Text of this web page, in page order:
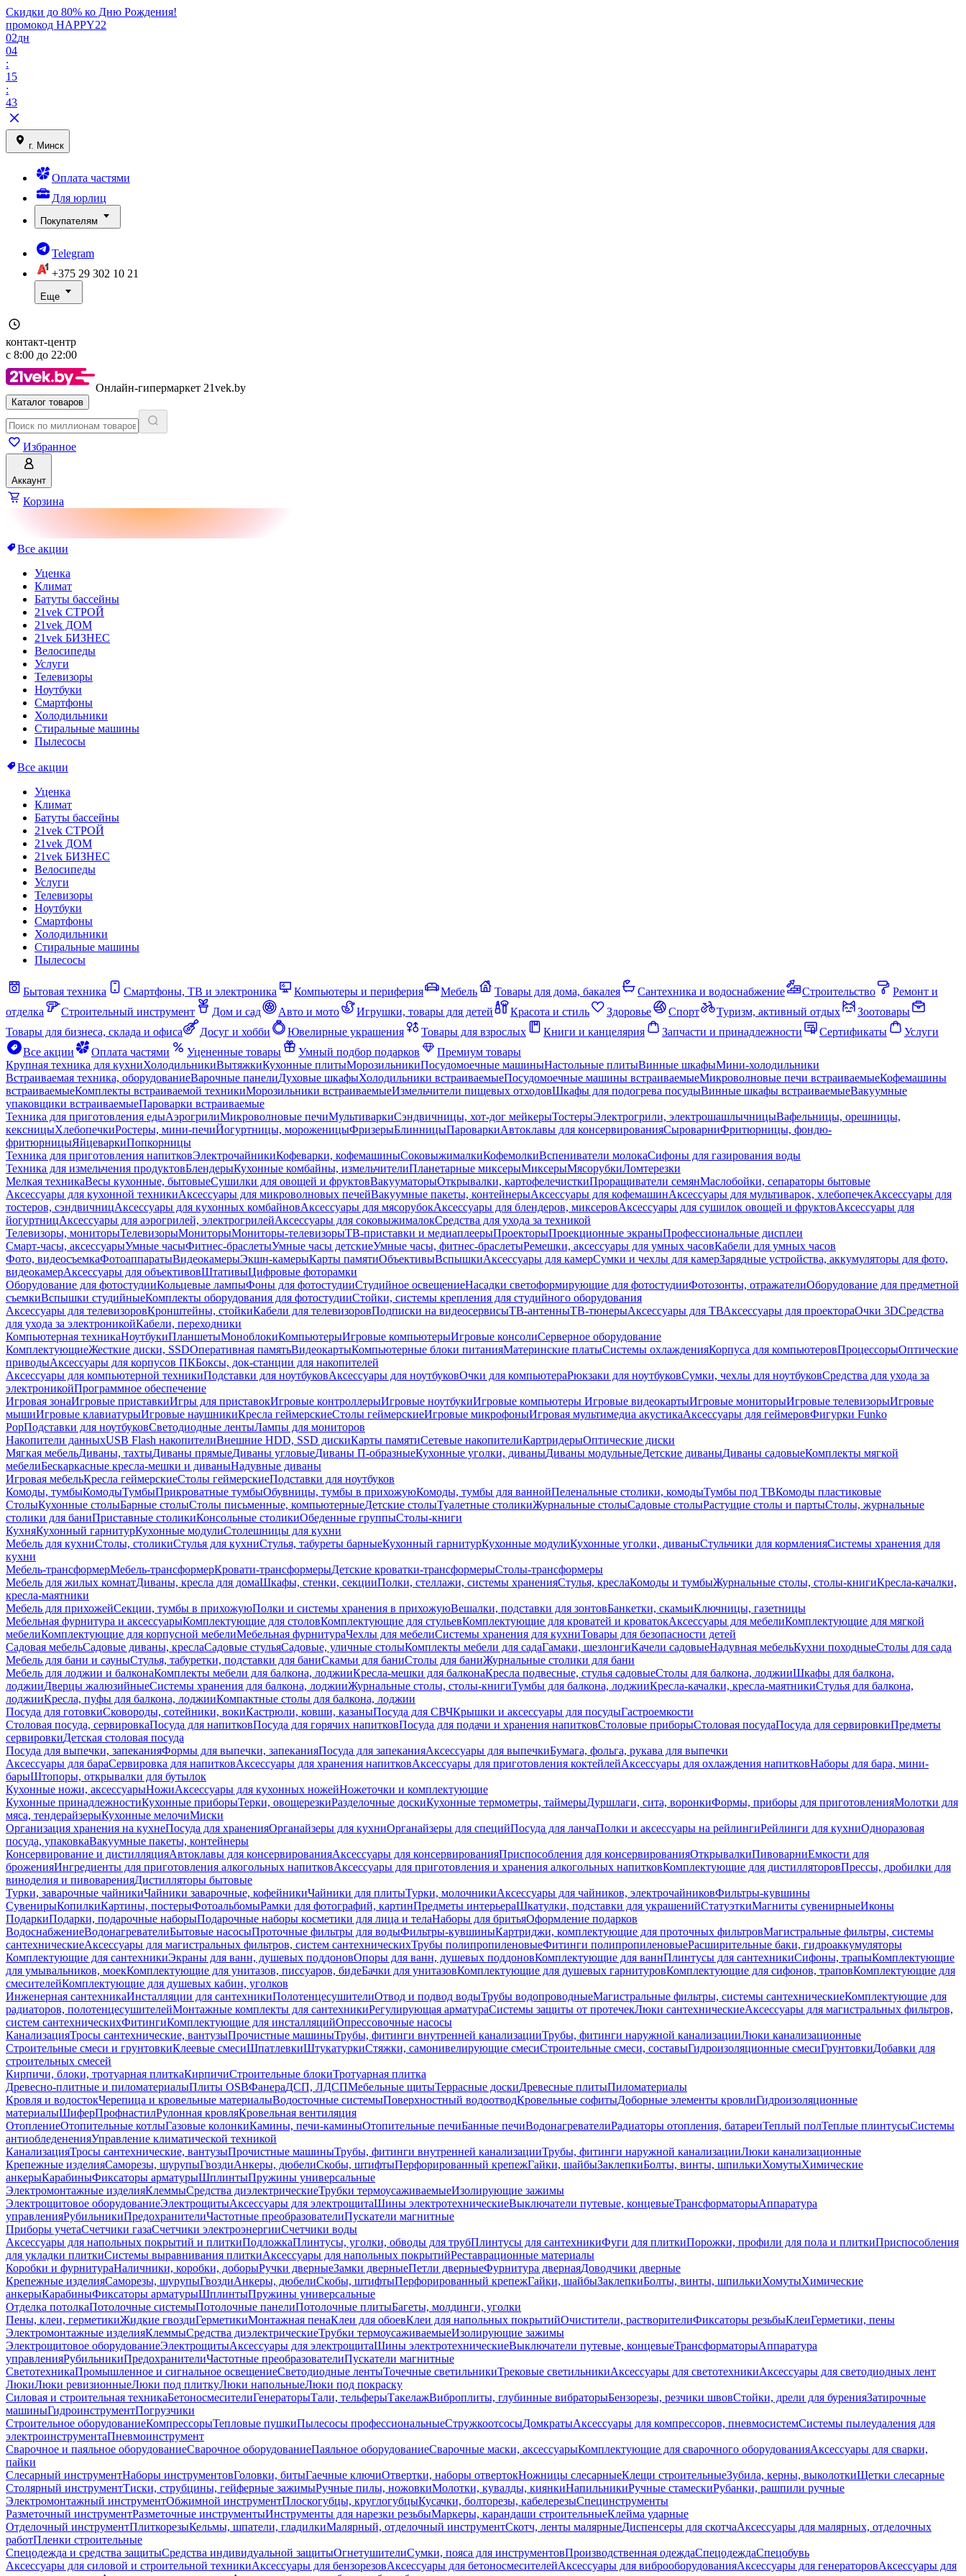
Скидки до 80% ко Дню Рождения!
промокод HAPPY22
02дн
04
:
15
:
43
г. Минск
Оплата частями
Для юрлиц
Покупателям
Telegram
+375 29 302 10 21
Еще
контакт-центр
с 8:00 до 22:00
Онлайн-гипермаркет 21vek.by
Каталог товаров
Избранное
Аккаунт
Корзина
Все акции
Уценка
Климат
Батуты бассейны
21vek СТРОЙ
21vek ДОМ
21vek БИЗНЕС
Велосипеды
Услуги
Телевизоры
Ноутбуки
Смартфоны
Холодильники
Стиральные машины
Пылесосы
Все акции
Уценка
Климат
Батуты бассейны
21vek СТРОЙ
21vek ДОМ
21vek БИЗНЕС
Велосипеды
Услуги
Телевизоры
Ноутбуки
Смартфоны
Холодильники
Стиральные машины
Пылесосы
Бытовая техника Смартфоны, ТВ и электроника Компьютеры и периферия Мебель Товары для дома, бакалея Сантехника и водоснабжение Строительство
Ремонт и
отделка
Строительный инструмент Дом и сад Авто и мото Игрушки, товары для детей Красота и стиль Здоровье Спорт Туризм, активный отдых
Зоотовары
Товары для бизнеса, склада и офиса
Досуг и хобби Ювелирные украшения Товары для взрослых Книги и канцелярия Запчасти и принадлежности Сертификаты
Услуги
Все акции
Оплата частями Уцененные товары Умный подбор подарков
Премиум товары
Крупная техника для кухниХолодильникиВытяжкиКухонные плитыМорозильникиПосудомоечные машиныНастольные плитыВинные шкафыМини-холодильники
Встраиваемая техника, оборудованиеВарочные панелиДуховые шкафыХолодильники встраиваемыеПосудомоечные машины встраиваемыеМикроволновые печи встраиваемыеКофемашины
встраиваемыеКомплекты встраиваемой техникиМорозильники встраиваемыеИзмельчители пищевых отходовШкафы для подогрева посудыВинные шкафы встраиваемыеВакуумные
упаковщики встраиваемыеПароварки встраиваемые
Техника для приготовления едыАэрогрилиМикроволновые печиМультиваркиСэндвичницы, хот-дог мейкерыТостерыЭлектрогрили, электрошашлычницыВафельницы, орешницы,
кексницыХлебопечкиРостеры, мини-печиЙогуртницы, мороженицыФризерыБлинницыПароваркиАвтоклавы для консервированияСыроварниФритюрницы, фондю-
фритюрницыЯйцеваркиПопкорницы
Техника для приготовления напитковЭлектрочайникиКофеварки, кофемашиныСоковыжималкиКофемолкиВспениватели молокаСифоны для газирования воды
Техника для измельчения продуктовБлендерыКухонные комбайны, измельчителиПланетарные миксерыМиксерыМясорубкиЛомтерезки
Мелкая техникаВесы кухонные, бытовыеСушилки для овощей и фруктовВакууматорыОткрывалки, картофелечисткиПроращиватели семянМаслобойки, сепараторы бытовые
Аксессуары для кухонной техникиАксессуары для микроволновых печейВакуумные пакеты, контейнерыАксессуары для кофемашинАксессуары для мультиварок, хлебопечекАксессуары для
тостеров, сэндвичницАксессуары для кухонных комбайновАксессуары для мясорубокАксессуары для блендеров, миксеровАксессуары для сушилок овощей и фруктовАксессуары для
йогуртницАксессуары для аэрогрилей, электрогрилейАксессуары для соковыжималокСредства для ухода за техникой
Телевизоры, мониторыТелевизорыМониторыМониторы-телевизорыТВ-приставки и медиаплеерыПроекторыПроекционные экраныПрофессиональные дисплеи
Смарт-часы, аксессуарыУмные часыФитнес-браслетыУмные часы детскиеУмные часы, фитнес-браслетыРемешки, аксессуары для умных часовКабели для умных часов
Фото, видеосъемкаФотоаппаратыВидеокамерыЭкшн-камерыКарты памятиОбъективыВспышкиАксессуары для камерСумки и чехлы для камерЗарядные устройства, аккумуляторы для фото,
видеокамерАксессуары для объективовШтативыЦифровые фоторамки
Оборудование для фотостудииКольцевые лампыФоны для фотостудииСтудийное освещениеНасадки светоформирующие для фотостудииФотозонты, отражателиОборудование для предметной
съемкиВспышки студийныеКомплекты оборудования для фотостудииСтойки, системы крепления для студийного оборудования
Аксессуары для телевизоровКронштейны, стойкиКабели для телевизоровПодписки на видеосервисыТВ-антенныТВ-тюнерыАксессуары для ТВАксессуары для проектораОчки 3DСредства
для ухода за электроникойКабели, переходники
Компьютерная техникаНоутбукиПланшетыМоноблокиКомпьютерыИгровые компьютерыИгровые консолиСерверное оборудование
КомплектующиеЖесткие диски, SSDОперативная памятьВидеокартыКомпьютерные блоки питанияМатеринские платыСистемы охлажденияКорпуса для компьютеровПроцессорыОптические
приводыАксессуары для корпусов ПКБоксы, док-станции для накопителей
Аксессуары для компьютерной техникиПодставки для ноутбуковАксессуары для ноутбуковОчки для компьютераРюкзаки для ноутбуковСумки, чехлы для ноутбуковСредства для ухода за
электроникойПрограммное обеспечение
Игровая зонаИгровые приставкиИгры для приставокИгровые контроллерыИгровые ноутбукиИгровые компьютеры Игровые видеокартыИгровые мониторыИгровые телевизорыИгровые
мышиИгровые клавиатурыИгровые наушникиКресла геймерскиеСтолы геймерскиеИгровые микрофоныИгровая мультимедиа акустикаАксессуары для геймеровФигурки Funko
PopПодставки для ноутбуковСветодиодные лентыЛампы для мониторов
Накопители данныхUSB Flash накопителиВнешние HDD, SSD дискиКарты памятиСетевые накопителиКартридерыОптические диски
Мягкая мебельДиваны, тахтыДиваны прямыеДиваны угловыеДиваны П-образныеКухонные уголки, диваныДиваны модульныеДетские диваныДиваны садовыеКомплекты мягкой
мебелиБескаркасные кресла-мешки и диваныНадувные диваны
Игровая мебельКресла геймерскиеСтолы геймерскиеПодставки для ноутбуков
Комоды, тумбыКомодыТумбыПрикроватные тумбыОбувницы, тумбы в прихожуюКомоды, тумбы для ваннойПеленальные столики, комодыТумбы под ТВКомоды пластиковые
СтолыКухонные столыБарные столыСтолы письменные, компьютерныеДетские столыТуалетные столикиЖурнальные столыСадовые столыРастущие столы и партыСтолы, журнальные
столики для баниПриставные столикиКонсольные столикиОбеденные группыСтолы-книги
КухняКухонный гарнитурКухонные модулиСтолешницы для кухни
Мебель для кухниСтолы, столикиСтулья для кухниСтулья, табуреты барныеКухонный гарнитурКухонные модулиКухонные уголки, диваныСтульчики для кормленияСистемы хранения для
кухни
Мебель-трансформерМебель-трансформерКровати-трансформерыДетские кроватки-трансформерыСтолы-трансформеры
Мебель для жилых комнатДиваны, кресла для домаШкафы, стенки, секцииПолки, стеллажи, системы храненияСтулья, креслаКомоды и тумбыЖурнальные столы, столы-книгиКресла-качалки,
кресла-маятники
Мебель для прихожейСекции, тумбы в прихожуюПолки и системы хранения в прихожуюВешалки, подставки для зонтовБанкетки, скамьиКлючницы, газетницы
Мебельная фурнитура и аксессуарыКомплектующие для столовКомплектующие для стульевКомплектующие для кроватей и кроватокАксессуары для мебелиКомплектующие для мягкой
мебелиКомплектующие для корпусной мебелиМебельная фурнитураЧехлы для мебелиСистемы хранения для кухниТовары для безопасности детей
Садовая мебельСадовые диваны, креслаСадовые стульяСадовые, уличные столыКомплекты мебели для садаГамаки, шезлонгиКачели садовыеНадувная мебельКухни походныеСтолы для сада
Мебель для бани и сауныСтулья, табуретки, подставки для баниСкамьи для баниСтолы для баниЖурнальные столики для бани
Мебель для лоджии и балконаКомплекты мебели для балкона, лоджииКресла-мешки для балконаКресла подвесные, стулья садовыеСтолы для балкона, лоджииШкафы для балкона,
лоджииДверцы жалюзийныеСистемы хранения для балкона, лоджииЖурнальные столы, столы-книгиТумбы для балкона, лоджииКресла-качалки, кресла-маятникиСтулья для балкона,
лоджииКресла, пуфы для балкона, лоджииКомпактные столы для балкона, лоджии
Посуда для готовкиСковороды, сотейники, вокиКастрюли, ковши, казаныПосуда для СВЧКрышки и аксессуары для посудыГастроемкости
Столовая посуда, сервировкаПосуда для напитковПосуда для горячих напитковПосуда для подачи и хранения напитковСтоловые приборыСтоловая посудаПосуда для сервировкиПредметы
сервировкиДетская столовая посуда
Посуда для выпечки, запеканияФормы для выпечки, запеканияПосуда для запеканияАксессуары для выпечкиБумага, фольга, рукава для выпечки
Аксессуары для бараСервировка для напитковАксессуары для хранения напитковАксессуары для приготовления коктейлейАксессуары для охлаждения напитковНаборы для бара, мини-
барыШтопоры, открывалки для бутылок
Кухонные ножи, аксессуарыНожиАксессуары для кухонных ножейНожеточки и комплектующие
Кухонные принадлежностиКухонные приборыТерки, овощерезкиРазделочные доскиКухонные термометры, таймерыДуршлаги, сита, воронкиФормы, приборы для приготовленияМолотки для
мяса, тендерайзерыКухонные мелочиМиски
Организация хранения на кухнеПосуда для храненияОрганайзеры для кухниОрганайзеры для специйПосуда для ланчаПолки и аксессуары на рейлингиРейлинги для кухниОдноразовая
посуда, упаковкаВакуумные пакеты, контейнеры
Консервирование и дистилляцияАвтоклавы для консервированияАксессуары для консервированияПриспособления для консервированияОткрывалкиПивоварниЕмкости для
броженияИнгредиенты для приготовления алкогольных напитковАксессуары для приготовления и хранения алкогольных напитковКомплектующие для дистилляторовПрессы, дробилки для
виноделия и пивоваренияДистилляторы бытовые
Турки, заварочные чайникиЧайники заварочные, кофейникиЧайники для плитыТурки, молочникиАксессуары для чайников, электрочайниковФильтры-кувшины
СувенирыКопилкиКартины, постерыФотоальбомыРамки для фотографий, картинПредметы интерьераШкатулки, подставки для украшенийСтатуэткиМагниты сувенирныеИконы
ПодаркиПодарки, подарочные наборыПодарочные наборы косметики для лица и телаНаборы для бритьяОформление подарков
ВодоснабжениеВодонагревателиБытовые насосыПроточные фильтры для водыФильтры-кувшиныКартриджи, комплектующие для проточных фильтровМагистральные фильтры, системы
сантехническиеАксессуары для магистральных фильтров, систем сантехническихТрубы полипропиленовыеФитинги полипропиленовыеРасширительные баки, гидроаккумуляторы
Комплектующие для сантехникиЭкраны для ванн, душевых поддоновОпоры для ванн, душевых поддоновКомплектующие для ваннПлинтусы для сантехникиСифоны, трапыКомплектующие
для умывальников, моекКомплектующие для унитазов, писсуаров, бидеБачки для унитазовКомплектующие для душевых гарнитуровКомплектующие для сифонов, траповКомплектующие для
смесителейКомплектующие для душевых кабин, уголков
Инженерная сантехникаИнсталляции для сантехникиПолотенцесушителиОтвод и подвод водыТрубы водопроводныеМагистральные фильтры, системы сантехническиеКомплектующие для
радиаторов, полотенцесушителейМонтажные комплекты для сантехникиРегулирующая арматураСистемы защиты от протечекЛюки сантехническиеАксессуары для магистральных фильтров,
систем сантехническихФитингиКомплектующие для инсталляцийОпрессовочные насосы
КанализацияТросы сантехнические, вантузыПрочистные машиныТрубы, фитинги внутренней канализацииТрубы, фитинги наружной канализацииЛюки канализационные
Строительные смеси и грунтовкиКлеевые смесиШпатлевкиШтукатуркиСтяжки, самонивелирующие смесиСтроительные смеси, составыГидроизоляционные смесиГрунтовкиДобавки для
строительных смесей
Кирпичи, блоки, тротуарная плиткаКирпичиСтроительные блокиТротуарная плитка
Древесно-плитные и пиломатериалыПлиты OSBФанераДСП, ЛДСПМебельные щитыТеррасные доскиДревесные плитыПиломатериалы
Кровля и водостокЧерепица и кровельные материалыВодосточные системыПоверхностный водоотводКровельные софитыДоборные элементы кровлиГидроизоляционные
материалыШиферПрофнастилРулонная кровляКровельная вентиляция
ОтоплениеОтопительные котлыГазовые колонкиКамины, печи-каминыОтопительные печиБанные печиВодонагревателиРадиаторы отопления, батареиТеплый полТеплые плинтусыСистемы
антиобледененияУправление климатической техникой
КанализацияТросы сантехнические, вантузыПрочистные машиныТрубы, фитинги внутренней канализацииТрубы, фитинги наружной канализацииЛюки канализационные
Крепежные изделияСаморезы, шурупыГвоздиАнкеры, дюбелиСкобы, штифтыПерфорированный крепежГайки, шайбыЗаклепкиБолты, винты, шпилькиХомутыХимические
анкерыКарабиныФиксаторы арматурыШплинтыПружины универсальные
Электромонтажные изделияКлеммыСредства диэлектрическиеТрубки термоусаживаемыеИзолирующие зажимы
Электрощитовое оборудованиеЭлектрощитыАксессуары для электрощитаШины электротехническиеВыключатели путевые, концевыеТрансформаторыАппаратура
управленияРубильникиПредохранителиЧастотные преобразователиПускатели магнитные
Приборы учетаСчетчики газаСчетчики электроэнергииСчетчики воды
Аксессуары для напольных покрытий и плиткиПодложкаПлинтусы, уголки, обводы для трубПлинтусы для сантехникиФуги для плиткиПорожки, профили для пола и плиткиПриспособления
для укладки плиткиСистемы выравнивания плиткиАксессуары для напольных покрытийРеставрационные материалы
Коробки и фурнитураНаличники, коробки, доборыРучки дверныеЗамки дверныеПетли дверныеФурнитура двернаяДоводчики дверные
Крепежные изделияСаморезы, шурупыГвоздиАнкеры, дюбелиСкобы, штифтыПерфорированный крепежГайки, шайбыЗаклепкиБолты, винты, шпилькиХомутыХимические
анкерыКарабиныФиксаторы арматурыШплинтыПружины универсальные
Отделка потолкаПотолочные системыПотолочные панелиПотолочные плитыБагеты, молдинги, уголки
Пены, клеи, герметикиЖидкие гвоздиГерметикиМонтажная пенаКлеи для обоевКлеи для напольных покрытийОчистители, растворителиФиксаторы резьбыКлеиГерметики, пены
Электромонтажные изделияКлеммыСредства диэлектрическиеТрубки термоусаживаемыеИзолирующие зажимы
Электрощитовое оборудованиеЭлектрощитыАксессуары для электрощитаШины электротехническиеВыключатели путевые, концевыеТрансформаторыАппаратура
управленияРубильникиПредохранителиЧастотные преобразователиПускатели магнитные
СветотехникаПромышленное и сигнальное освещениеСветодиодные лентыТочечные светильникиТрековые светильникиАксессуары для светотехникиАксессуары для светодиодных лент
ЛюкиЛюки ревизионныеЛюки под плиткуЛюки напольныеЛюки под покраску
Силовая и строительная техникаБетоносмесителиГенераторыТали, тельферыТакелажВиброплиты, глубинные вибраторыБензорезы, резчики швовСтойки, дрели для буренияЗатирочные
машиныГидроинструментПогрузчики
Строительное оборудованиеКомпрессорыТепловые пушкиПылесосы профессиональныеСтружкоотсосыДомкратыАксессуары для компрессоров, пневмосистемСистемы пылеудаления для
электроинструментаПневмоинструмент
Сварочное и паяльное оборудованиеСварочное оборудованиеПаяльное оборудованиеСварочные маски, аксессуарыКомплектующие для сварочного оборудованияАксессуары для сварки,
пайки
Слесарный инструментНаборы инструментовГоловки, битыГаечные ключиОтвертки, наборы отвертокНожницы слесарныеКлещи строительныеЗубила, керны, выколоткиЩетки слесарные
Столярный инструментТиски, струбцины, гейферные зажимыРучные пилы, ножовкиМолотки, кувалды, киянкиНапильникиРучные стамескиРубанки, рашпили ручные
Электромонтажный инструментОбжимной инструментПлоскогубцы, круглогубцыКусачки, болторезы, кабелерезыСпецинструменты
Разметочный инструментРазметочные инструментыИнструменты для нарезки резьбыМаркеры, карандаши строительныеКлейма ударные
Отделочный инструментПлиткорезыКельмы, шпатели, гладилкиМалярный, отделочный инструментСкотч, ленты малярныеДиспенсеры для скотчаАксессуары для малярных, отделочных
работПленки строительные
Спецодежда и средства защитыСредства индивидуальной защитыОгнетушителиСумки, пояса для инструментовПроизводственная одеждаСпецодеждаСпецобувь
Аксессуары для силовой и строительной техникиАксессуары для бензорезовАксессуары для бетоносмесителейАксессуары для виброоборудованияАксессуары для генераторовАксессуары для